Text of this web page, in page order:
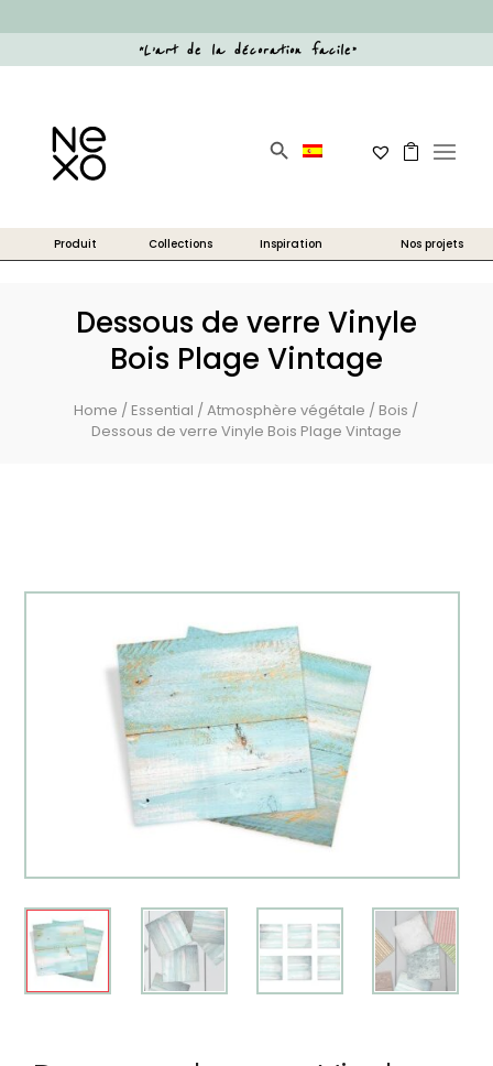
“L’art de la décoration facile”
Dessous de verre Vinyle
Bois Plage Vintage
Home / Essential /Atmosphère végétale / Bois /
Dessous de verre Vinyle Bois Plage Vintage